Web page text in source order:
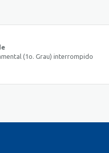
(1o. Grau) interrompido